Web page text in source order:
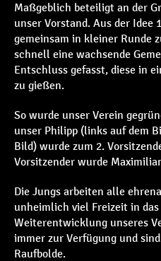
Maßgeblich beteiligt an der
unser Vorstand. Aus der Idee
gemeinsam in kleiner Runde
schnell eine wachsende
Entschluss gefasst, diese in
zu gießen.
So wurde unser Verein
unser Philipp (links auf dem
Bild) wurde zum 2.
Vorsitzender wurde
Die Jungs arbeiten alle
unheimlich viel Freizeit in
Weiterentwicklung unseres
immer zur Verfügung und
Raufbolde.